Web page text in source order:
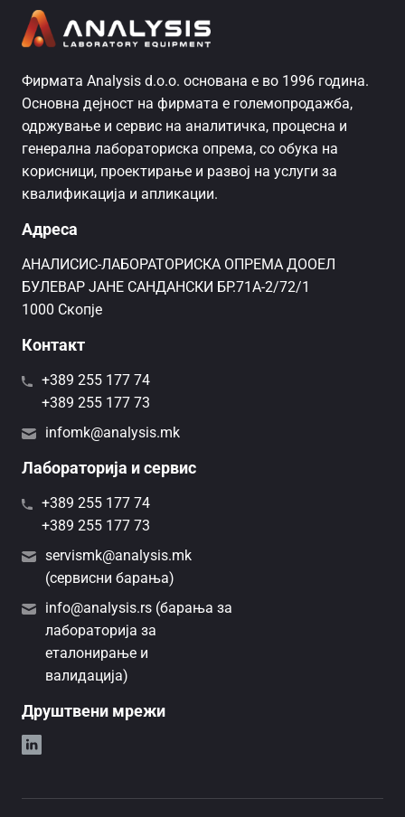
Фирмата Analysis d.o.o. основана е во 1996 година.
Основна дејност на фирмата е големопродажба,
одржување и сервис на аналитичка, процесна и
генерална лабораториска опрема, со обука на
корисници, проектирање и развој на услуги за
квалификација и апликации.
Адреса
AНАЛИСИС-ЛАБОРАТОРИСКА ОПРЕМА ДООЕЛ
БУЛЕВАР ЈАНЕ САНДАНСКИ БР.71А-2/72/1
1000 Скопје
Контакт
+389 255 177 74
+389 255 177 73
infomk@analysis.mk
Лабораторија и сервис
+389 255 177 74
+389 255 177 73
servismk@analysis.mk
(сервисни барања)
info@analysis.rs (барања за
лабораторија за
еталонирање и
валидација)
Друштвени мрежи